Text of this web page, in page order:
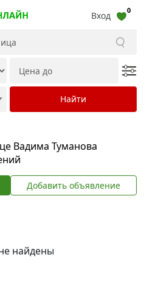
Вход 0
Вадима Туманова
Добавить объявление
найдены